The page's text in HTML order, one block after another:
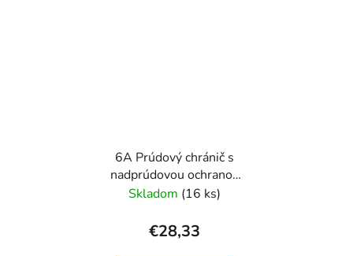
6A Prúdový chránič s
nadprúdovou ochranou
1P RCBO
Skladom (16 ks)
€28,33